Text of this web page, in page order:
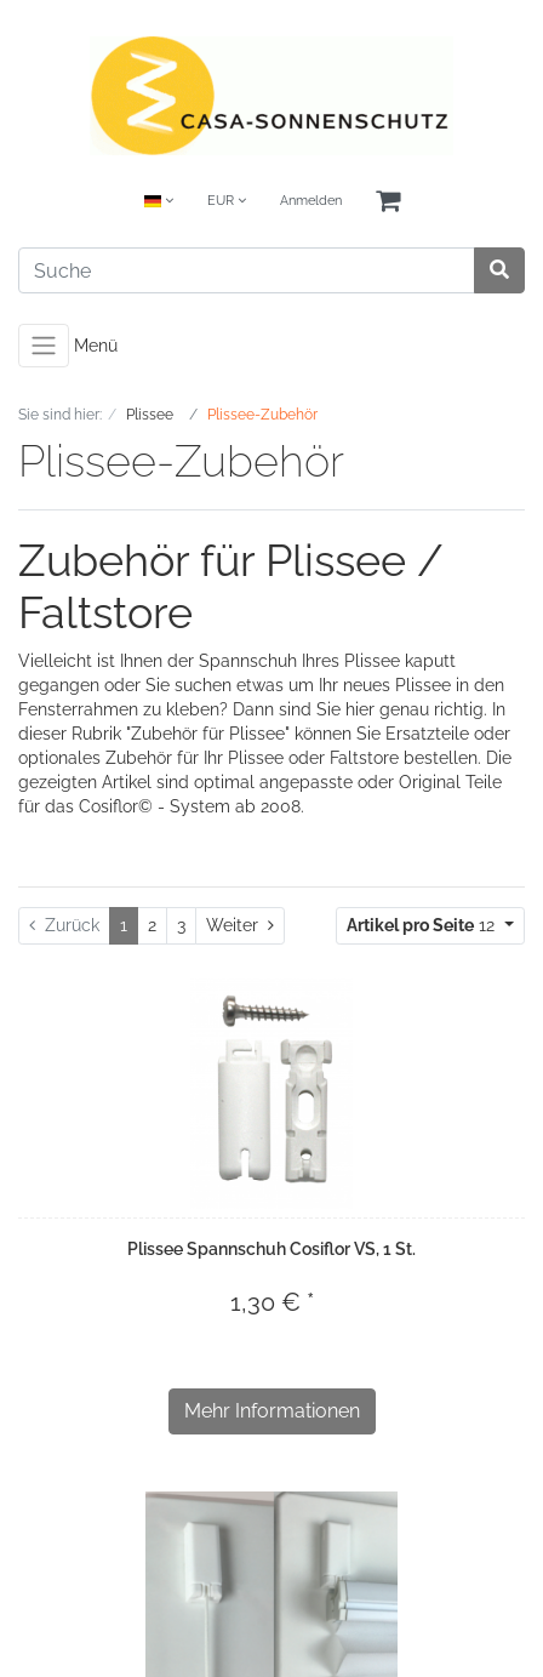
EUR Anmelden
Menü
Sie sind hier: Plissee Plissee-Zubehör
Plissee-Zubehör
Zubehör für Plissee /
Faltstore
Vielleicht ist Ihnen der Spannschuh Ihres Plissee kaputt
gegangen oder Sie suchen etwas um Ihr neues Plissee in den
Fensterrahmen zu kleben? Dann sind Sie hier genau richtig. In
dieser Rubrik "Zubehör für Plissee" können Sie Ersatzteile oder
optionales Zubehör für Ihr Plissee oder Faltstore bestellen. Die
gezeigten Artikel sind optimal angepasste oder Original Teile
für das Cosiflor© - System ab 2008.
Zurück 1 2 3 Weiter Weiter Artikel pro Seite 12
Plissee Spannschuh Cosiflor VS, 1 St.
1,30 € *
Mehr Informationen